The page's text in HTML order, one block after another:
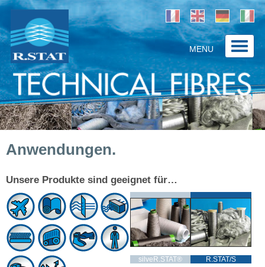
MENU
Home
Unternehmen
Produkte/Lösungen
Anwendungen
Anwendungen.
Unsere Produkte sind geeignet für…
silveR.STAT®
R.STAT/S